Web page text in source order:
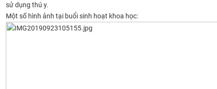
sử dụng thú y.
Một số hình ảnh tại buổi sinh hoạt khoa học: